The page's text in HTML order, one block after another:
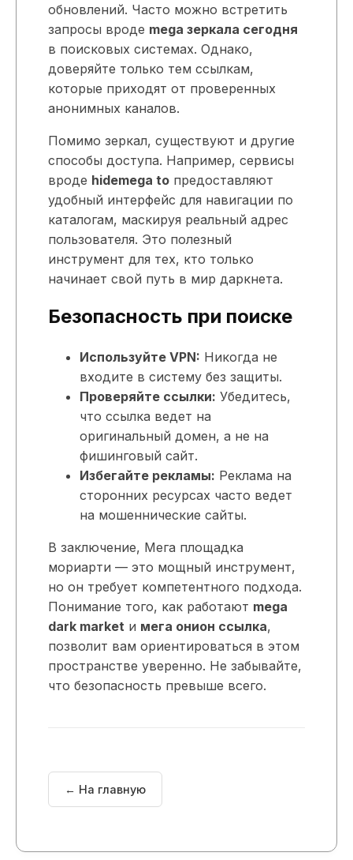
обновлений. Часто можно встретить
запросы вроде mega зеркала сегодня
в поисковых системах. Однако,
доверяйте только тем ссылкам,
которые приходят от проверенных
анонимных каналов.
Помимо зеркал, существуют и другие
способы доступа. Например, сервисы
вроде hidemega to предоставляют
удобный интерфейс для навигации по
каталогам, маскируя реальный адрес
пользователя. Это полезный
инструмент для тех, кто только
начинает свой путь в мир даркнета.
Безопасность при поиске
Используйте VPN: Никогда не
входите в систему без защиты.
Проверяйте ссылки: Убедитесь,
что ссылка ведет на
оригинальный домен, а не на
фишинговый сайт.
Избегайте рекламы: Реклама на
сторонних ресурсах часто ведет
на мошеннические сайты.
В заключение, Мега площадка
мориарти — это мощный инструмент,
но он требует компетентного подхода.
Понимание того, как работают mega
dark market и мега онион ссылка,
позволит вам ориентироваться в этом
пространстве уверенно. Не забывайте,
что безопасность превыше всего.
← На главную